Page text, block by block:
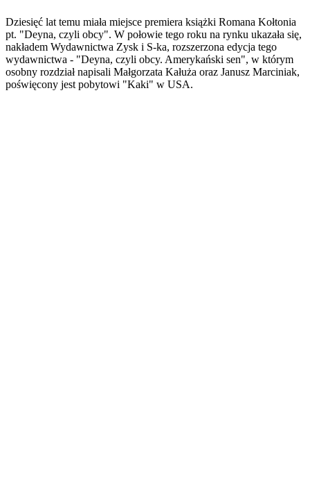
Dziesięć lat temu miała miejsce premiera książki Romana Kołtonia
pt. "Deyna, czyli obcy". W połowie tego roku na rynku ukazała się,
nakładem Wydawnictwa Zysk i S-ka, rozszerzona edycja tego
wydawnictwa - "Deyna, czyli obcy. Amerykański sen", w którym
osobny rozdział napisali Małgorzata Kałuża oraz Janusz Marciniak,
poświęcony jest pobytowi "Kaki" w USA.